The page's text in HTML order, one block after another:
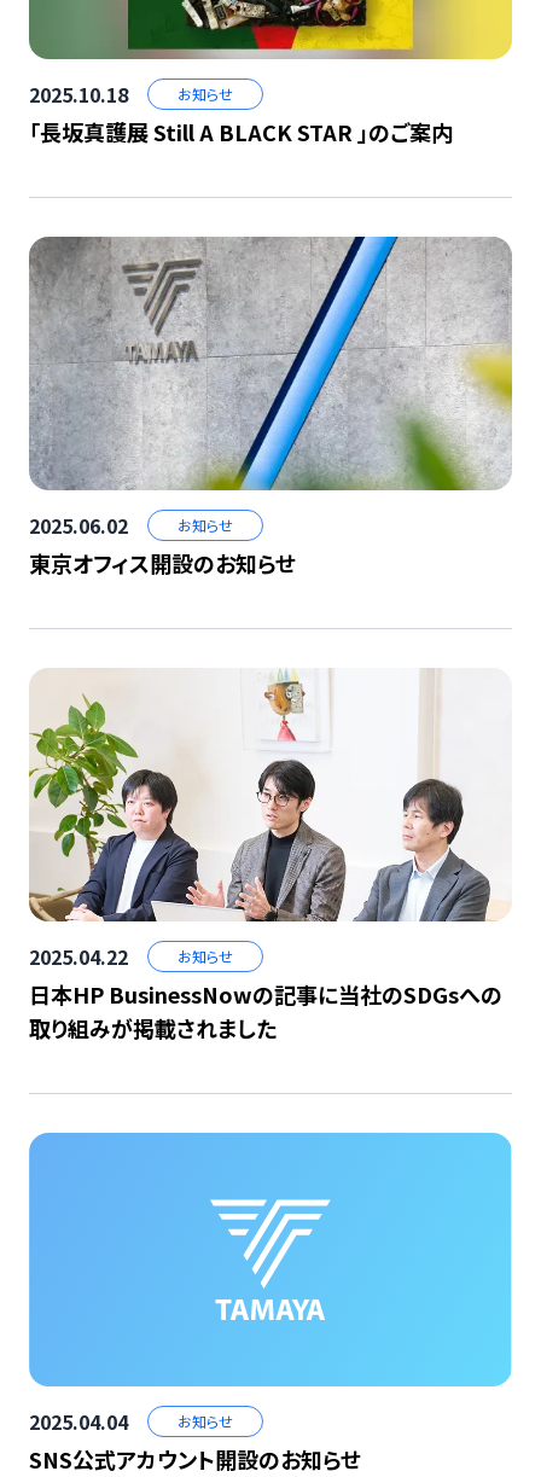
2025.10.18 お知らせ
「長坂真護展 Still A BLACK STAR 」のご案内
2025.06.02 お知らせ
東京オフィス開設のお知らせ
2025.04.22 お知らせ
日本HP BusinessNowの記事に当社のSDGsへの
取り組みが掲載されました
2025.04.04 お知らせ
SNS公式アカウント開設のお知らせ